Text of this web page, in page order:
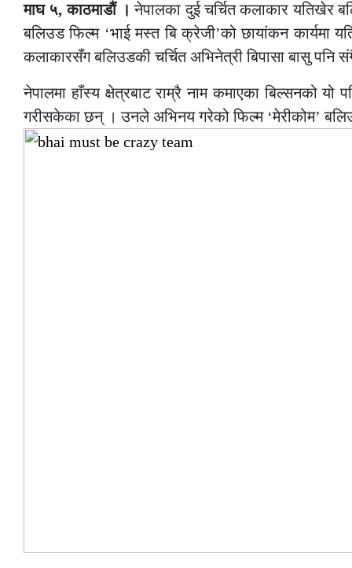
माघ ५, काठमाडौं । नेपालका दुई चर्चित कलाकार यतिखेर
बलिउड फिल्म ‘भाई मस्त बि क्रेजी’को छायांकन कार्यमा
कलाकारसँग बलिउडकी चर्चित अभिनेत्री बिपासा बासु पनि
नेपालमा हाँस्य क्षेत्रबाट राम्रै नाम कमाएका बिल्सनको
गरीसकेका छन् । उनले अभिनय गरेको फिल्म ‘मेरीकोम’